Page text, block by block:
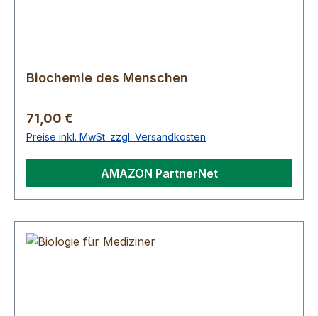
Biochemie des Menschen
Regulärer Preis:
71,00 €
Preise inkl. MwSt. zzgl. Versandkosten
AMAZON PartnerNet